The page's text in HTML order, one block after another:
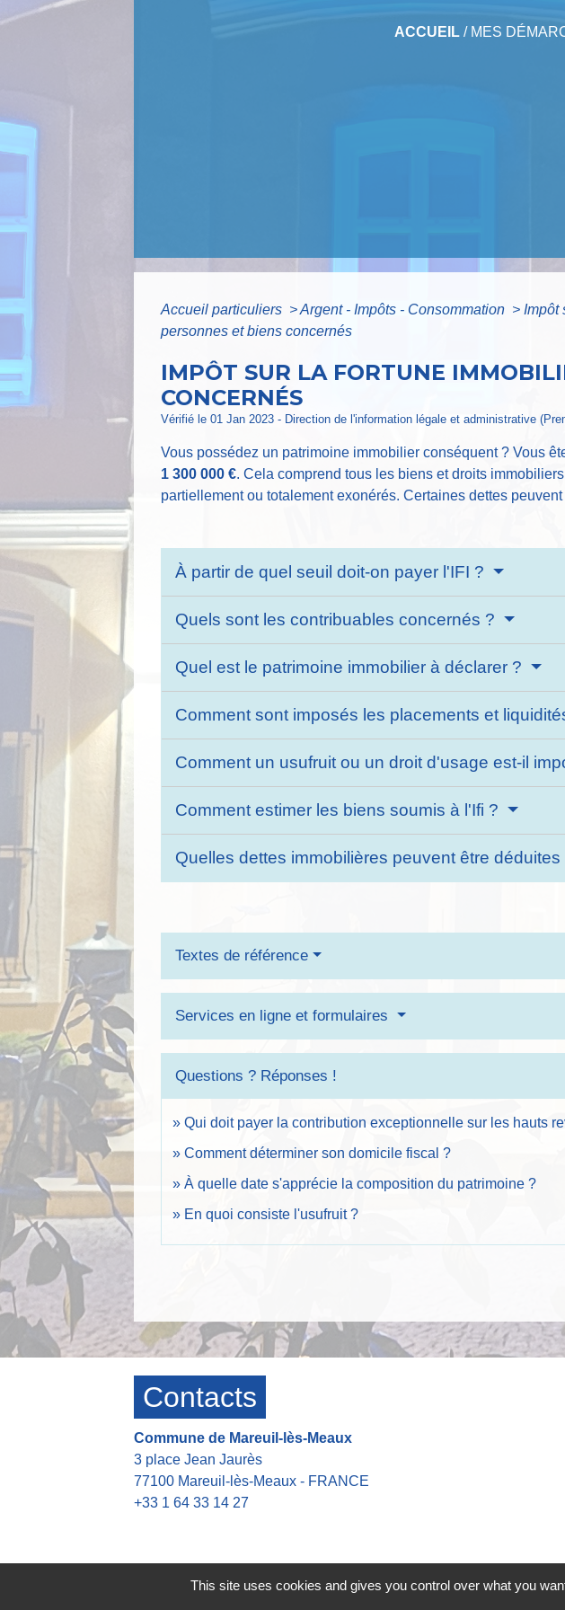
ACCUEIL / MES
Accueil particuliers > Argent - Impôts - Consommation > Impôt
personnes et biens concernés
IMPÔT SUR LA FORTUNE
CONCERNÉS
Vérifié le 01 Jan 2023 - Direction de l'information légale et administrative
Vous possédez un patrimoine immobilier conséquent ? Vous
1 300 000 €. Cela comprend tous les biens et droits
partiellement ou totalement exonérés. Certaines dettes
À partir de quel seuil doit-on payer l'IFI ?
Quels sont les contribuables concernés ?
Quel est le patrimoine immobilier à déclarer ?
Comment sont imposés les placements et
Comment un usufruit ou un droit d'usage est-il
Comment estimer les biens soumis à l'Ifi ?
Quelles dettes immobilières peuvent être déduites
Textes de référence
Services en ligne et formulaires
Questions ? Réponses !
Qui doit payer la contribution exceptionnelle sur les hauts
Comment déterminer son domicile fiscal ?
À quelle date s'apprécie la composition du patrimoine ?
En quoi consiste l'usufruit ?
Contacts
Commune de Mareuil-lès-Meaux
3 place Jean Jaurès
77100 Mareuil-lès-Meaux - FRANCE
+33 1 64 33 14 27
Heures d'ouverture de la mairie
This site uses cookies and gives you control over what you